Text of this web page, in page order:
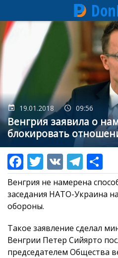
Перейти
к
основному
содержанию
19.01.2018 09:56
Венгрия заявила о
блокировать
Венгрия не намерена
заседания НАТО-Украина
обороны.
Такое заявление сделал
Венгрии Петер Сийярто
председателем Общества